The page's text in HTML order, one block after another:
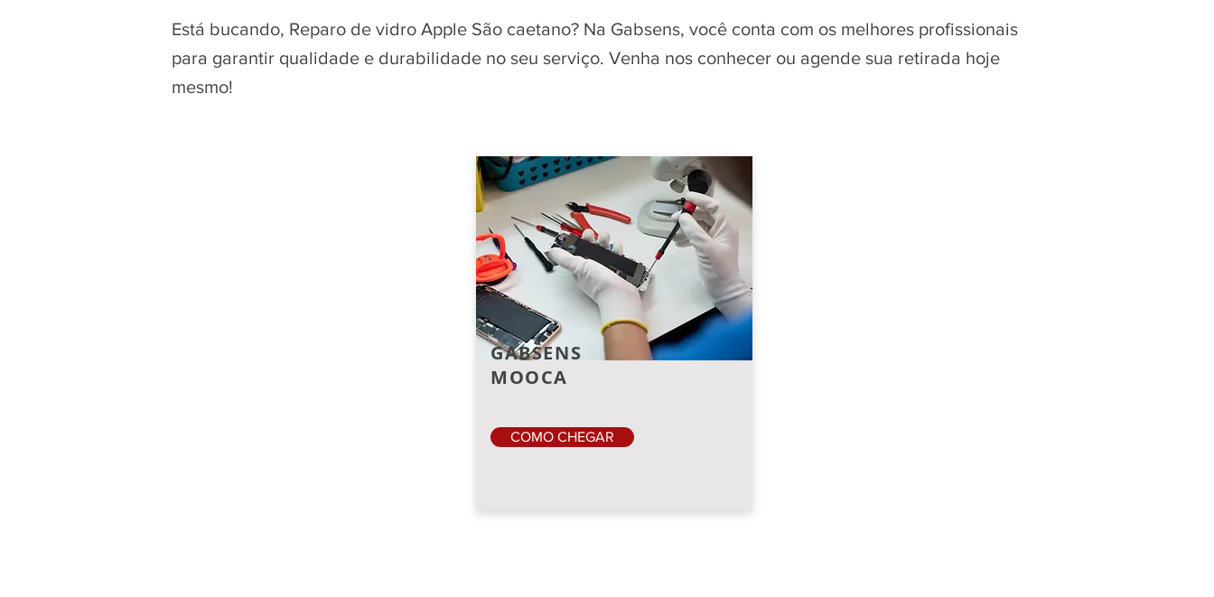
Está bucando, Reparo de vidro Apple São caetano? Na Gabsens, você conta com os melhores profissionais
para garantir qualidade e durabilidade no seu serviço. Venha nos conhecer ou agende sua retirada hoje
mesmo!
GABSENS
MOOCA
COMO CHEGAR